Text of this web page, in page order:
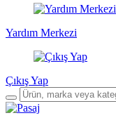
Yardım Merkezi
Çıkış Yap